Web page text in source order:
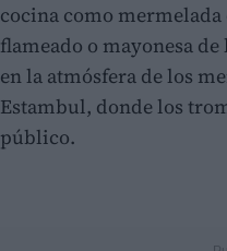
cocina como
flameado o mayonesa
en la atmósfera de los
Estambul, donde los
público.